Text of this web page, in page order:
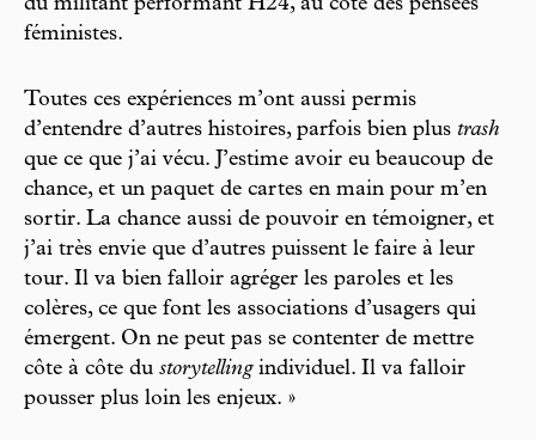
du militant performant H24, au côté des pensées
féministes.
Toutes ces expériences m’ont aussi permis
d’entendre d’autres histoires, parfois bien plus trash
que ce que j’ai vécu. J’estime avoir eu beaucoup de
chance, et un paquet de cartes en main pour m’en
sortir. La chance aussi de pouvoir en témoigner, et
j’ai très envie que d’autres puissent le faire à leur
tour. Il va bien falloir agréger les paroles et les
colères, ce que font les associations d’usagers qui
émergent. On ne peut pas se contenter de mettre
côte à côte du storytellingindividuel. Il va falloir
pousser plus loin les enjeux. »